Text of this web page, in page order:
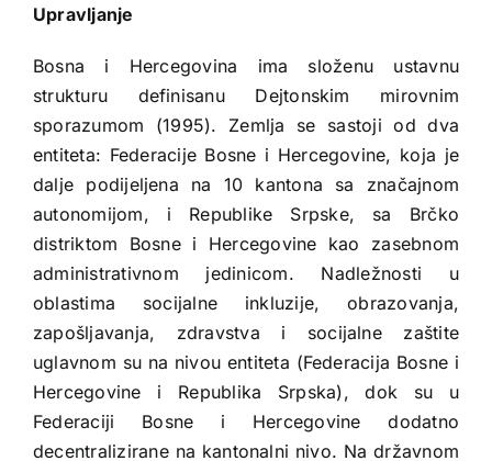
Upravljanje
Bosna i Hercegovina ima složenu ustavnu
strukturu definisanu Dejtonskim mirovnim
sporazumom (1995). Zemlja se sastoji od dva
entiteta: Federacije Bosne i Hercegovine, koja je
dalje podijeljena na 10 kantona sa značajnom
autonomijom, i Republike Srpske, sa Brčko
distriktom Bosne i Hercegovine kao zasebnom
administrativnom jedinicom. Nadležnosti u
oblastima socijalne inkluzije, obrazovanja,
zapošljavanja, zdravstva i socijalne zaštite
uglavnom su na nivou entiteta (Federacija Bosne i
Hercegovine i Republika Srpska), dok su u
Federaciji Bosne i Hercegovine dodatno
decentralizirane na kantonalni nivo. Na državnom